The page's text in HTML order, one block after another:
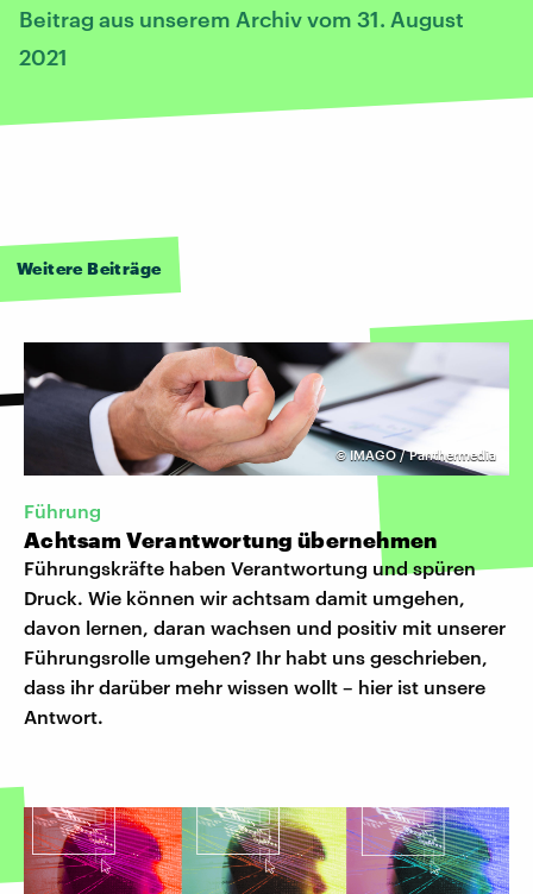
Beitrag aus unserem Archiv vom 31. August
2021
Weitere Beiträge
©IMAGO / Panthermedia
Führung
Achtsam Verantwortung übernehmen
Führungskräfte haben Verantwortung und spüren
Druck. Wie können wir achtsam damit umgehen,
davon lernen, daran wachsen und positiv mit unserer
Führungsrolle umgehen? Ihr habt uns geschrieben,
dass ihr darüber mehr wissen wollt – hier ist unsere
Antwort.